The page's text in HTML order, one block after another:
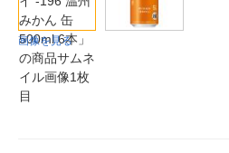
画像を見る